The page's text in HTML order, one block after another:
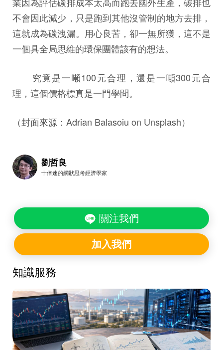
不會因此減少，只是跑到其他沒管制的地方去排，
這就成為碳洩漏。用心良苦，卻一無所獲，這不是
一個具全局思維的環保團體該有的想法。
究竟是一噸100元合理，還是一噸300元合
理，這個價格標真是一門學問。
（封面來源：Adrian Balasoiu on Unsplash）
劉哲良
十倍速的網狀思考經濟學家
關注我們
加入我們
知識服務